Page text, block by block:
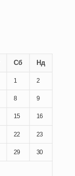
Сб Нд
1 2
8 9
15 16
22 23
29 30